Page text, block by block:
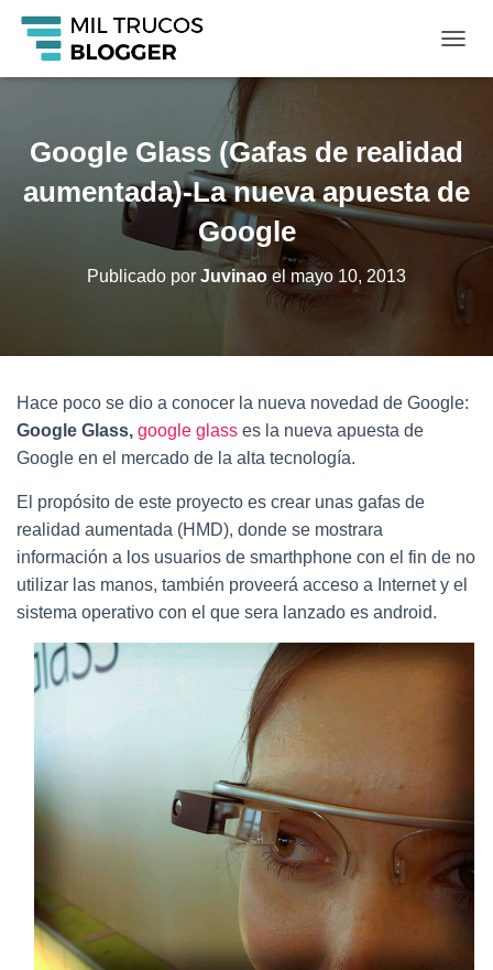
A
A
M
O
G
Google Glass (Gafas de realidad
aumentada)-La nueva apuesta de
Google
Publicado por Juvinaoel mayo 10, 2013
Hace poco se dio a conocer la nueva novedad de Google:
Google Glass, google glass es la nueva apuesta de
Google en el mercado de la alta tecnología.
El propósito de este proyecto es crear unas gafas de
realidad aumentada (HMD), donde se mostrara
información a los usuarios de smarthphone con el fin de no
utilizar las manos, también proveerá acceso a Internet y el
sistema operativo con el que sera lanzado es android.